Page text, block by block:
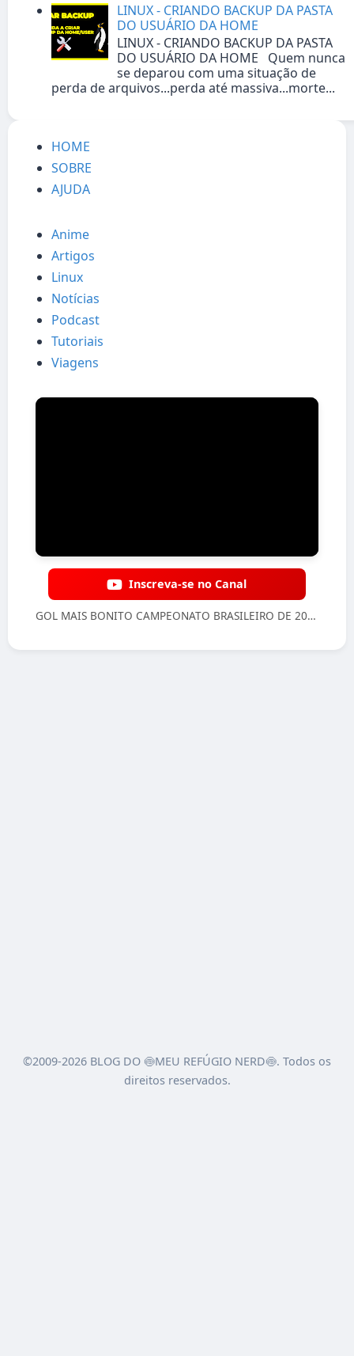
LINUX - CRIANDO BACKUP DA PASTA
DO USUÁRIO DA HOME
LINUX - CRIANDO BACKUP DA PASTA
DO USUÁRIO DA HOME Quem nunca
se deparou com uma situação de
perda de arquivos...perda até massiva...morte...
HOME
SOBRE
AJUDA
Anime
Artigos
Linux
Notícias
Podcast
Tutoriais
Viagens
Inscreva-se no Canal
GOL MAIS BONITO CAMPEONATO BRASILEIRO DE 2024 - SAVARINO - INTERNACIONAL 0X1 BOTAFOGO #botafogo
©2009-2026 BLOG DO 🍥MEU REFÚGIO NERD🍥. Todos os
direitos reservados.